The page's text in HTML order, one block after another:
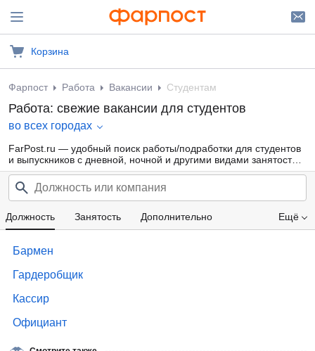
Корзина
Фарпост Работа Вакансии Студентам
Работа: свежие вакансии для студентов
во всех городах
FarPost.ru — удобный поиск работы/подработки для студентов
и выпускников с дневной, ночной и другими видами занятости
для девушек и парней от прямых работодателей, а также от
кадровых агентств. Свежие вакансии каждый день.
Ещё
Должность Занятость Дополнительно
Зарплата
Бармен
Гардеробщик
Кассир
Официант